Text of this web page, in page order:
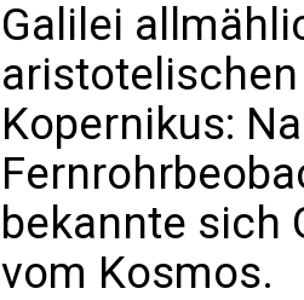
Galilei
Kopernikus:
bekannte sich
vom Kosmos.